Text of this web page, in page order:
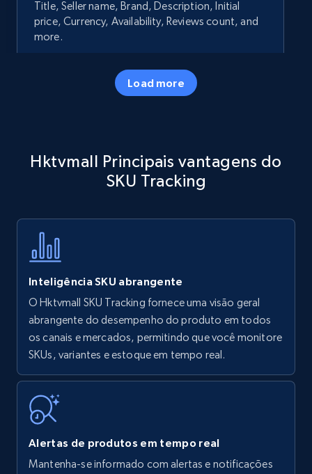
Title, Seller name, Brand, Description, Initial
price, Currency, Availability, Reviews count, and
more.
5.7K+ Comece agora
specific keywords
Title, Seller name, Brand, Description, Initial
Amazon products - find products by using
upc numbers
Title, Seller name, Brand, Description, Initial
price, Currency, Availability, Reviews count, and
35.3K+
Load more
Hktvmall Principais vantagens do
SKU Tracking
Inteligência SKU abrangente
O Hktvmall SKU Tracking fornece uma visão geral
abrangente do desempenho do produto em todos
os canais e mercados, permitindo que você monitore
SKUs, variantes e estoque em tempo real.
Alertas de produtos em tempo real
Mantenha-se informado com alertas e notificações